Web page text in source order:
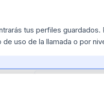
tus perfiles guardados.
uso de la llamada o por